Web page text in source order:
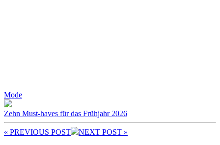
Mode
Zehn Must-haves für das Frühjahr 2026
« PREVIOUS POST NEXT POST »